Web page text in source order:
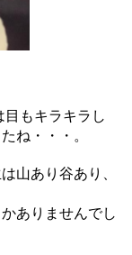
もキラキラし
ね・・・。
山あり谷あり、
ありませんでし